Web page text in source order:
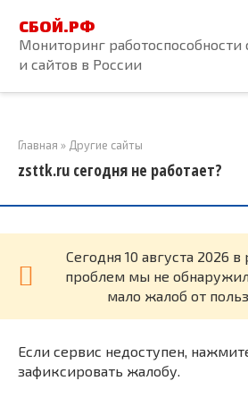
контенту
СБОЙ.РФ
Мониторинг работоспособности
и сайтов в России
Главная » Другие сайты
zsttk.ru сегодня не работает?
Cегодня 10 августа 2026
проблем мы не
мало жалоб от
Если сервис недоступен,
зафиксировать жалобу.